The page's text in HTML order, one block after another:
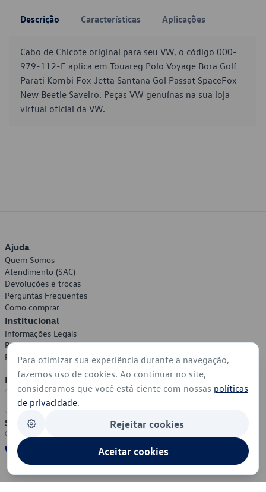
Descrição Características Aplicações
Cabo de Chicote original para seu VW, o código 000-
979-112-E aplica em Touareg Polo Voyage Bora Golf
Parati Kombi Fox Jetta Santana Gol Passat SpaceFox
New Beetle Saveiro. Peças VW genuínas na sua loja
virtual oficial da VW.
Ajuda
Quem Somos
Atendimento (SAC)
Devoluções e trocas
Perguntas Frequentes
Como comprar
Institucional
Informações Legais
Política de Privacidade
Política de Cookies
Formas de Pagamento
Segurança
Para otimizar sua experiência durante a navegação,
fazemos uso de cookies. Ao continuar no site,
consideramos que você está ciente com nossas políticas
de privacidade.
Rejeitar cookies
Aceitar cookies